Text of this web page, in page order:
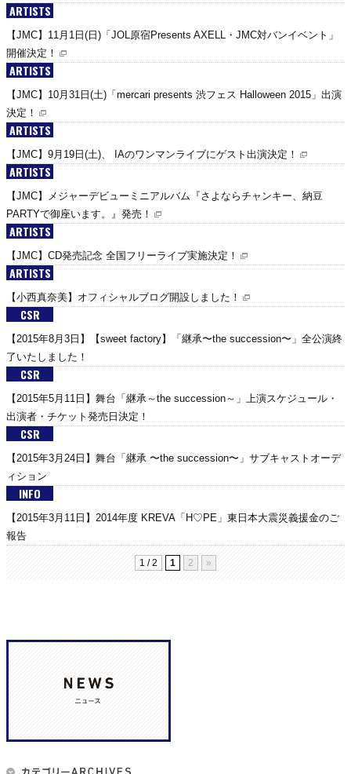
ARTISTS
【JMC】11月1日(日)「JOL原宿Presents AXELL・JMC対バンイベント」
開催決定！
ARTISTS
【JMC】10月31日(土)「mercari presents 渋フェス Halloween 2015」出演
決定！
ARTISTS
【JMC】9月19日(土)、 IAのワンマンライブにゲスト出演決定！
ARTISTS
【JMC】メジャーデビューミニアルバム『さよならチャンキー、納豆
PARTYで御座います。』発売！
ARTISTS
【JMC】CD発売記念 全国フリーライブ実施決定！
ARTISTS
【小西真奈美】オフィシャルブログ開設しました！
CSR
【2015年8月3日】【sweet factory】「継承〜the succession〜」全公演終
了いたしました！
CSR
【2015年5月11日】舞台「継承～the succession～」上演スケジュール・
出演者・チケット発売日決定！
CSR
【2015年3月24日】舞台「継承 〜the succession〜」サブキャストオーデ
ィション
INFO
【2015年3月11日】2014年度 KREVA「H♡PE」東日本大震災義援金のご
報告
1 / 2 1 2 »